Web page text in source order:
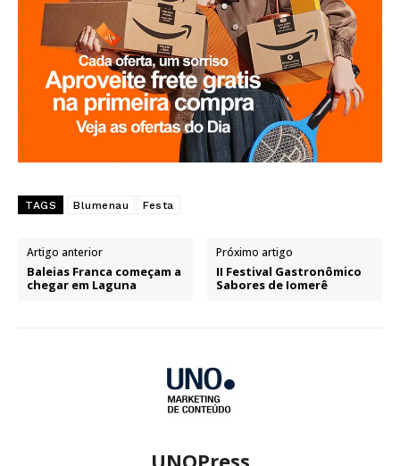
TAGS Blumenau Festa
Artigo anterior
Baleias Franca começam a
chegar em Laguna
Próximo artigo
II Festival Gastronômico
Sabores de Iomerê
UNOPress